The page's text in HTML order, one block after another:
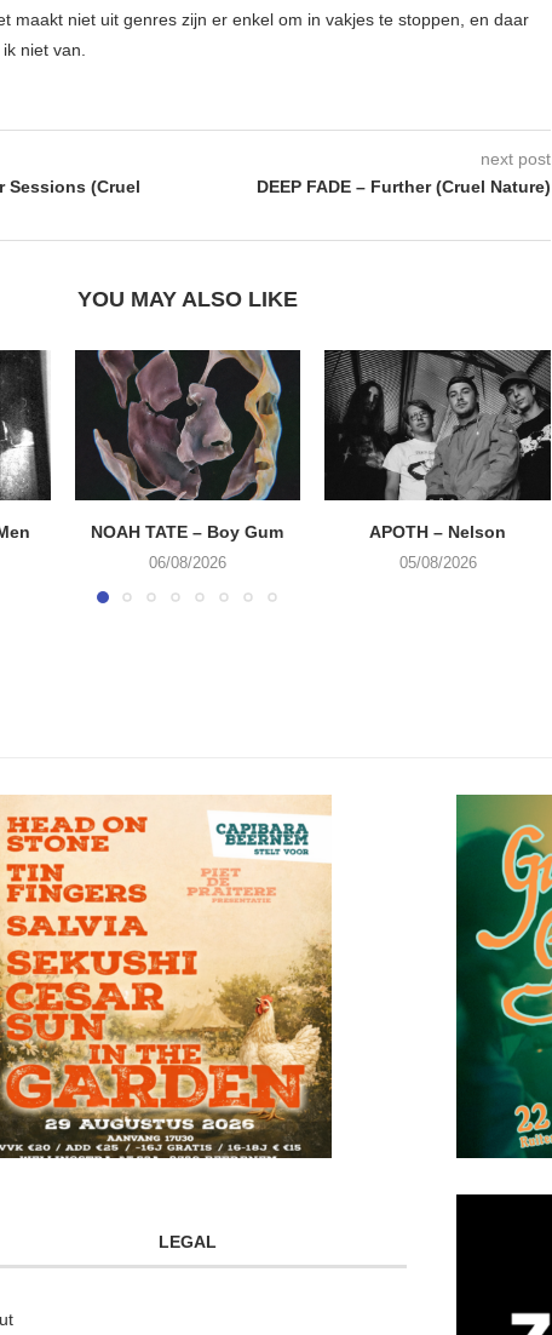
maakt niet uit genres zijn er enkel om in vakjes te stoppen, en daar
niet van.
Sessions (Cruel
next post
DEEP FADE – Further (Cruel Nature)
YOU MAY ALSO LIKE
NOAH TATE – Boy Gum
06/08/2026
APOTH – Nelson
05/08/2026
LEGAL